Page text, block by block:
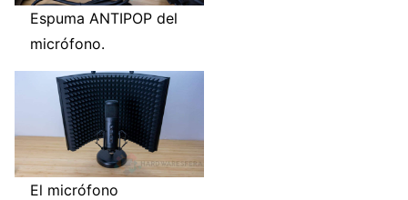
Espuma ANTIPOP del
micrófono.
El micrófono